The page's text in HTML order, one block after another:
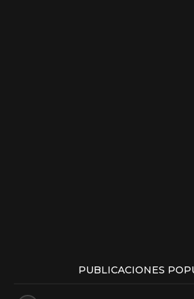
PUBLICACIONES